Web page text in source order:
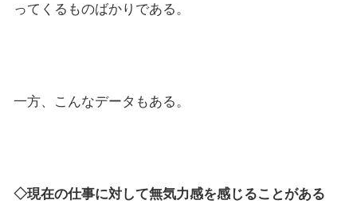
ってくるものばかりである。
一方、こんなデータもある。
◇現在の仕事に対して無気力感を感じることがある